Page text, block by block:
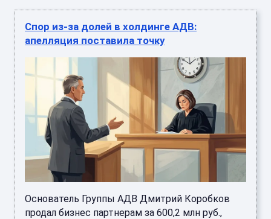
Спор из-за долей в холдинге АДВ:
апелляция поставила точку
Основатель Группы АДВ Дмитрий Коробков
продал бизнес партнерам за 600,2 млн руб.,